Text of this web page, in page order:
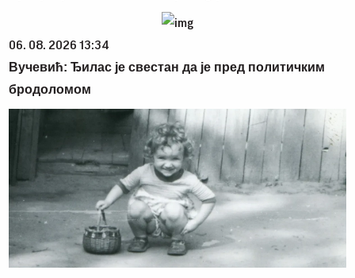
06. 08. 2026 13:34
Вучевић: Ђилас је свестан да је пред политичким
бродоломом